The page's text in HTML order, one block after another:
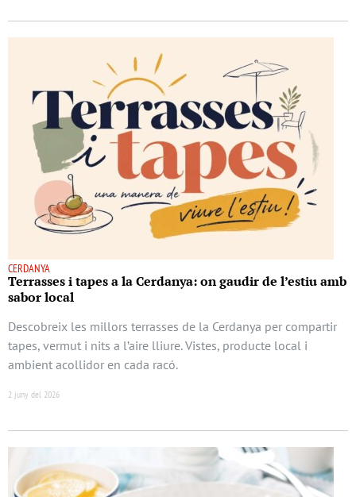
CERDANYA
Terrasses i tapes a la Cerdanya: on gaudir de l’estiu amb
sabor local
Descobreix les millors terrasses de la Cerdanya per compartir
tapes, vermut i nits a l’aire lliure. Vistes, producte local i
ambient acollidor en cada racó.
2 juny del 2026